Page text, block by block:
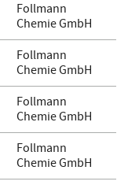
Follmann
Chemie GmbH
Follmann
Chemie GmbH
Follmann
Chemie GmbH
Follmann
Chemie GmbH